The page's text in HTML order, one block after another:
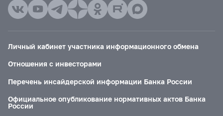
Личный кабинет участника информационного обмена
Отношения с инвесторами
Перечень инсайдерской информации Банка России
Официальное опубликование нормативных актов Банка
России